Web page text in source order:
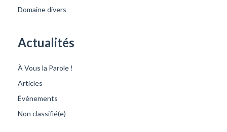
Domaine divers
Actualités
À Vous la Parole !
Articles
Événements
Non classifié(e)